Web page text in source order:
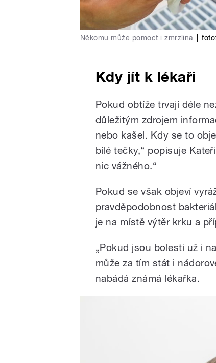
Někomu může pomoct i zmrzlina foto:
Kdy jít k lékaři
Pokud obtíže trvají déle
důležitým zdrojem
nebo kašel. Kdy se to
bílé tečky,“ popisuje
nic vážného.“
Pokud se však objeví
pravděpodobnost
je na místě výtěr krku a
„Pokud jsou bolesti už i
může za tím stát i
nabádá známá lékařka.